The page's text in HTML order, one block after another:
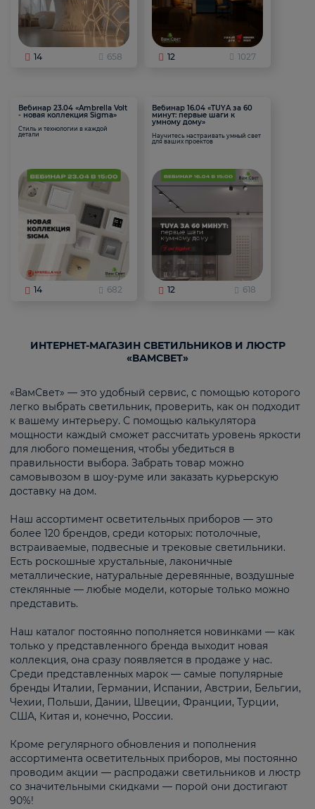
14 658 12 1027
Вебинар 23.04 «Ambrella Volt
- новая коллекция Sigma»
Стиль и технологии в каждой
детали
14 682
Вебинар 16.04 «TUYA за 60
минут: первые шаги к
умному дому»
Научитесь настраивать умный свет
для ваших проектов
12 618
ИНТЕРНЕТ-МАГАЗИН СВЕТИЛЬНИКОВ И ЛЮСТР
«ВАМСВЕТ»
«ВамСвет» — это удобный сервис, с помощью которого
легко выбрать светильник, проверить, как он подходит
к вашему интерьеру. С помощью калькулятора
мощности каждый сможет рассчитать уровень яркости
для любого помещения, чтобы убедиться в
правильности выбора. Забрать товар можно
самовывозом в шоу-руме или заказать курьерскую
доставку на дом.
Наш ассортимент осветительных приборов — это
более 120 брендов, среди которых: потолочные,
встраиваемые, подвесные и трековые светильники.
Есть роскошные хрустальные, лаконичные
металлические, натуральные деревянные, воздушные
стеклянные — любые модели, которые только можно
представить.
Наш каталог постоянно пополняется новинками — как
только у представленного бренда выходит новая
коллекция, она сразу появляется в продаже у нас.
Среди представленных марок — самые популярные
бренды Италии, Германии, Испании, Австрии, Бельгии,
Чехии, Польши, Дании, Швеции, Франции, Турции,
США, Китая и, конечно, России.
Кроме регулярного обновления и пополнения
ассортимента осветительных приборов, мы постоянно
проводим акции — распродажи светильников и люстр
со значительными скидками — порой они достигают
90%!